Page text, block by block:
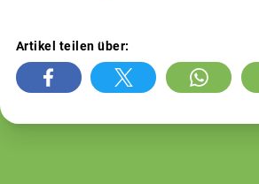
Artikel teilen über: